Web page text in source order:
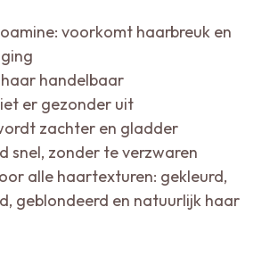
voorkomt haarbreuk en
handelbaar
er gezonder uit
zachter en gladder
snel, zonder te verzwaren
alle haartexturen: gekleurd,
geblondeerd en natuurlijk haar